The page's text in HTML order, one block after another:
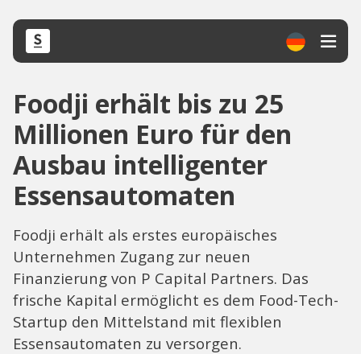
Foodji erhält bis zu 25
Millionen Euro für den
Ausbau intelligenter
Essensautomaten
Foodji erhält als erstes europäisches
Unternehmen Zugang zur neuen
Finanzierung von P Capital Partners. Das
frische Kapital ermöglicht es dem Food-Tech-
Startup den Mittelstand mit flexiblen
Essensautomaten zu versorgen.